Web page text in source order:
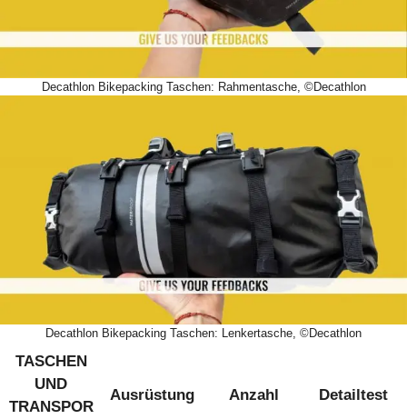
Decathlon Bikepacking Taschen: Rahmentasche, ©Decathlon
Decathlon Bikepacking Taschen: Lenkertasche, ©Decathlon
TASCHEN
UND
TRANSPOR
Ausrüstung Anzahl Detailtest